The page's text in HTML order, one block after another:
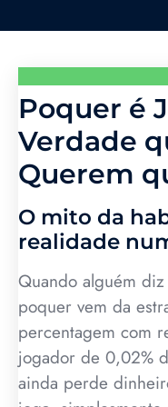
Poquer é
Verdade
Querem
O mito da
realidade
Quando alguém
poquer vem da
percentagem com
jogador de 0,02%
ainda perde